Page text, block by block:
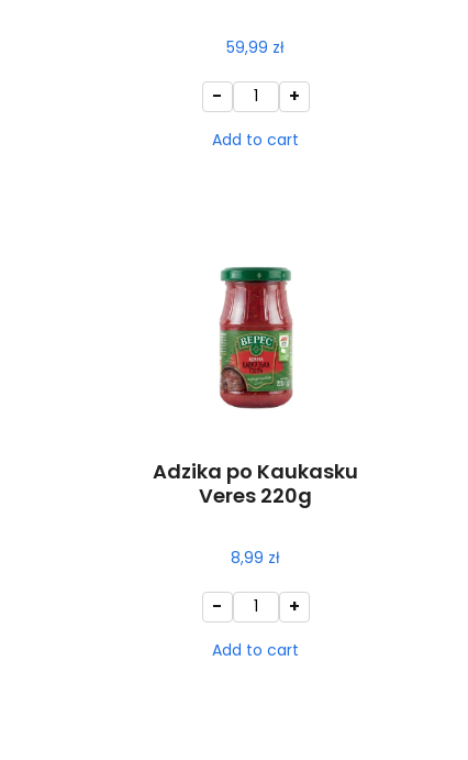
59,99 zł
- +
Add to cart
Adzika po Kaukasku
Veres 220g
8,99 zł
- +
Add to cart